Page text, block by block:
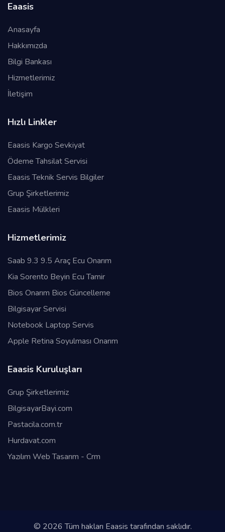
Eaasis
Anasayfa
Hakkımızda
Bilgi Bankası
Hizmetlerimiz
İletişim
Hızlı Linkler
Eaasis Kargo Sevkiyat
Ödeme Tahsilat Servisi
Eaasis Teknik Servis Bilgiler
Grup Şirketlerimiz
Eaasis Mülkleri
Hizmetlerimiz
Saab 9.3 9.5 Araç Ecu Onarım
Kia Sorento Beyin Ecu Tamir
Bios Onarım Bios Güncelleme
Bilgisayar Servisi
Notebook Laptop Servis
Apple Retina Soyulması Onarım
Eaasis Kuruluşları
Grup Şirketlerimiz
BilgisayarBayi.com
Pastacila.com.tr
Hurdavat.com
Yazılım Web Tasarım - Crm
© 2026 Tüm hakları Eaasis tarafından saklıdır.